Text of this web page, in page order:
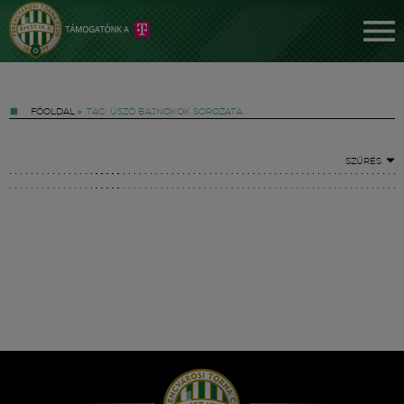
FŐOLDAL » TAG: ÚSZÓ BAJNOKOK SOROZATA
SZŰRÉS
Hírek